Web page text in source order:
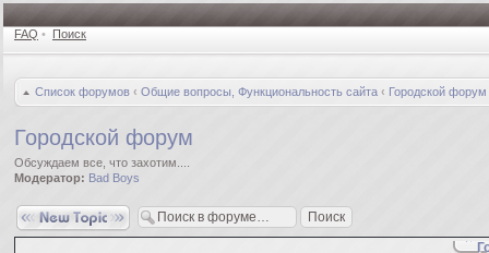
FAQ • Поиск
Список форумов ‹ Общие вопросы, Функциональность сайта ‹ Городской форум
Городской форум
Обсуждаем все, что захотим....
Модератор: Bad Boys
Новая тема